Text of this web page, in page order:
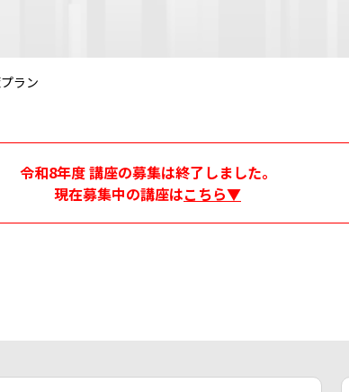
ラン
令和8年度 講座の募集は終了しました。
現在募集中の講座はこちら▼